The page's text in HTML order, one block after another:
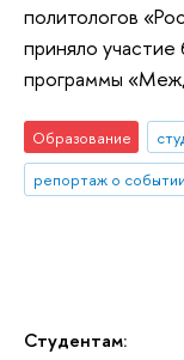
Студентам:
политологов
приняло
программы
Образование
репортаж о событии